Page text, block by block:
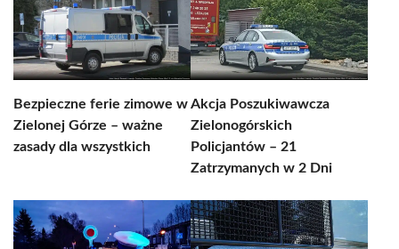
Bezpieczne ferie zimowe w
Zielonej Górze – ważne
zasady dla wszystkich
Akcja Poszukiwawcza
Zielonogórskich
Policjantów – 21
Zatrzymanych w 2 Dni